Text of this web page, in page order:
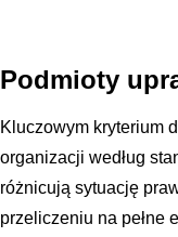
Podmioty
Kluczowym kryterium
organizacji według
różnicują sytuację
przeliczeniu na pełne